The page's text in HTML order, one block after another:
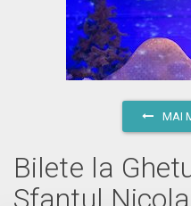
MAI
Bilete la
Sfantul